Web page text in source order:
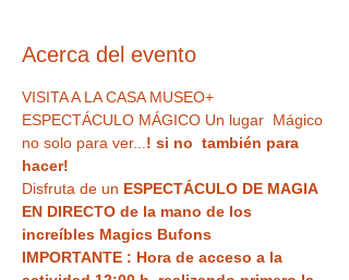
Acerca del evento
VISITA A LA CASA MUSEO+
ESPECTÁCULO MÁGICO Un lugar  Mágico
no solo para ver... ! si no  también para
hacer!
Disfruta de un ESPECTÁCULO DE MAGIA
EN DIRECTO de la mano de los
increíbles Magics Bufons
IMPORTANTE : Hora de acceso a la